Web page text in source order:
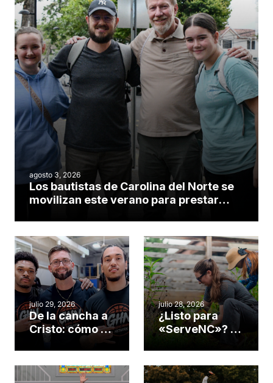
agosto 3, 2026
Los bautistas de Carolina del Norte se
movilizan este verano para prestar
julio 29, 2026
De la cancha a
Cristo: cómo el
gimnasio de
Cary se
julio 28, 2026
¿Listo para
«ServeNC»? 4
obra de Dios